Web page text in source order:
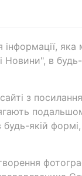
яка
Новини", в
з
якій формі,